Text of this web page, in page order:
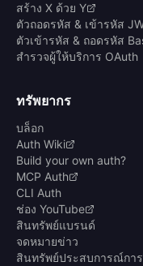
สร้าง X ด้วย Y
ตัวถอดรหัส & เข้ารหัส
ตัวเข้ารหัส & ถอดรหัส
สำรวจผู้ให้บริการ OAuth
ทรัพยากร
บล็อก
Auth Wiki
Build your own auth?
MCP Auth
CLI Auth
ช่อง YouTube
สินทรัพย์แบรนด์
จดหมายข่าว
สินทรัพย์ประสบการณ์กา